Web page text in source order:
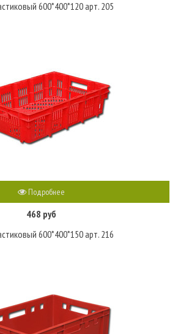
600*400*120 арт. 205
Подробнее
468 руб
600*400*150 арт. 216